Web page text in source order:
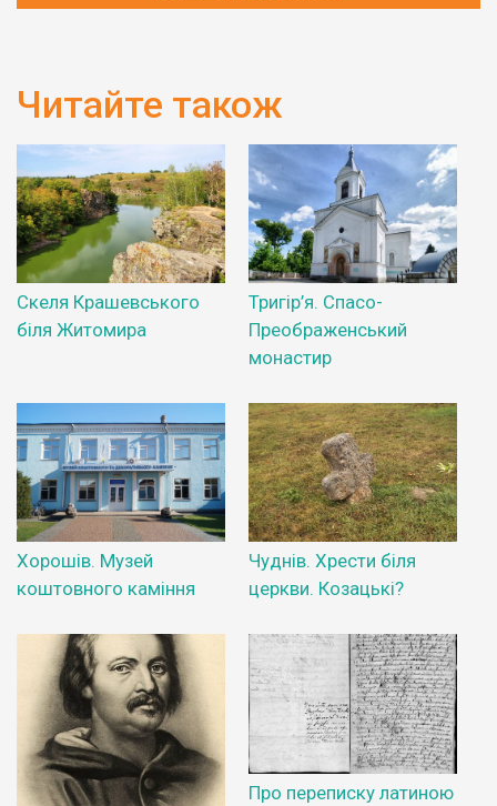
Читайте також
Скеля Крашевського
біля Житомира
Тригір’я. Спасо-
Преображенський
монастир
Хорошів. Музей
коштовного каміння
Чуднів. Хрести біля
церкви. Козацькі?
Про переписку латиною